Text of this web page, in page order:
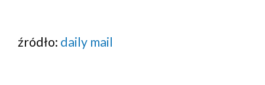
źródło: daily mail